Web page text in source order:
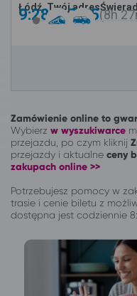
Łódź, Twój adres
9:28 -17:55 8h
Zamówienie online to
Wybierz w wyszukiwarce
przejazdu, po czym kliknij
przejazdy i aktualne ceny
zakupach online >>
Potrzebujesz pomocy w
trasie i cenie biletu z
dostępna jest codziennie